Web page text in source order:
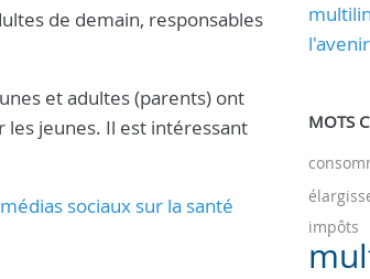
de demain, responsables
et adultes (parents) ont
les jeunes. Il est intéressant
sociaux sur la santé
MOTS
impôts